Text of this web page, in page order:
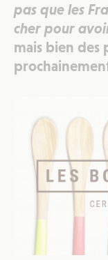
pas que les
cher pour
mais bien des